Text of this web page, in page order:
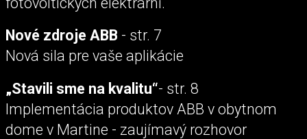
Nové zdroje ABB - str. 7
Nová sila pre vaše aplikácie
„Stavili sme na kvalitu“- str. 8
Implementácia produktov ABB v obytnom
dome v Martine - zaujímavý rozhovor